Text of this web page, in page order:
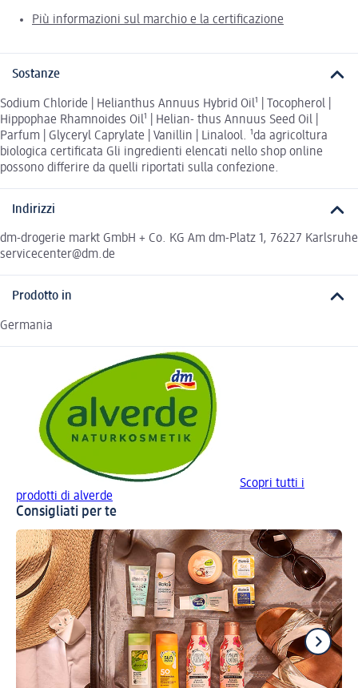
Più informazioni sul marchio e la certificazione
Sostanze
Sodium Chloride | Helianthus Annuus Hybrid Oil¹ | Tocopherol |
Hippophae Rhamnoides Oil¹ | Helian- thus Annuus Seed Oil |
Parfum | Glyceryl Caprylate | Vanillin | Linalool. ¹da agricoltura
biologica certificata Gli ingredienti elencati nello shop online
possono differire da quelli riportati sulla confezione.
Indirizzi
dm-drogerie markt GmbH + Co. KG Am dm-Platz 1, 76227 Karlsruhe
servicecenter@dm.de
Prodotto in
Germania
Scopri tutti i
prodotti di alverde
Consigliati per te